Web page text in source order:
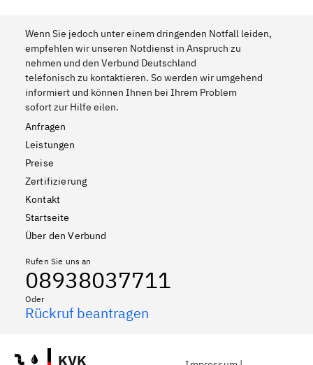
Wenn Sie jedoch unter einem dringenden Notfall leiden,
empfehlen wir unseren Notdienst in Anspruch zu
nehmen und den Verbund Deutschland
telefonisch zu kontaktieren. So werden wir umgehend
informiert und können Ihnen bei Ihrem Problem
sofort zur Hilfe eilen.
Anfragen
Leistungen
Preise
Zertifizierung
Kontakt
Startseite
Über den Verbund
Rufen Sie uns an
08938037711
Oder
Rückruf beantragen
KVK